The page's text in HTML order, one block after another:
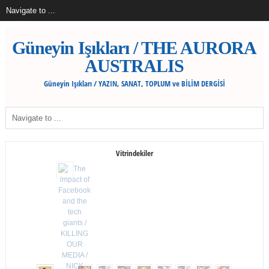
Güneyin Işıkları / THE AURORA
AUSTRALIS
Güneyin Işıkları / YAZIN, SANAT, TOPLUM ve BİLİM DERGİSİ
Vitrindekiler